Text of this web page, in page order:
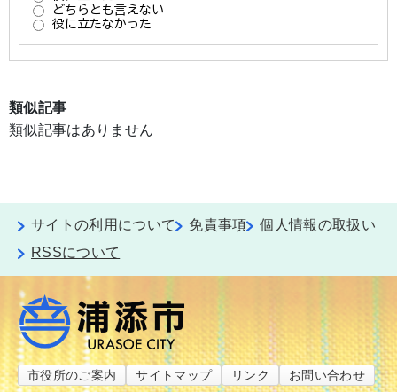
類似記事
類似記事はありません
サイトの利用について 免責事項
個人情報の取扱い
RSSについて
市役所のご案内 サイトマップ リンク お問い合わせ